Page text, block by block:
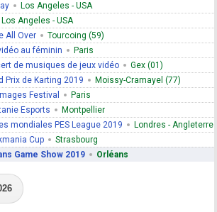
Los Angeles - USA
Los Angeles - USA
All Over Tourcoing (59)
au féminin Paris
de musiques de jeux vidéo Gex (01)
Prix de Karting 2019 Moissy-Cramayel (77)
Festival Paris
Esports Montpellier
mondiales PES League 2019 Londres - Angleterre
Cup Strasbourg
Game Show 2019 Orléans